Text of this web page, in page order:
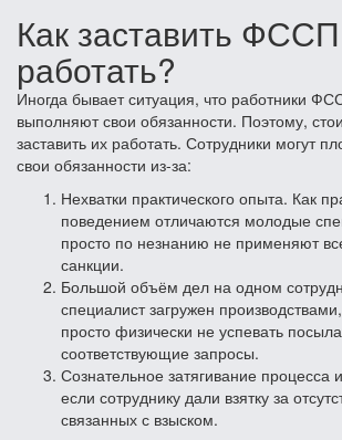
Как заставить ФССП
работать?
Иногда бывает ситуация, что работники
выполняют свои обязанности. Поэтому,
заставить их работать. Сотрудники могут
свои обязанности из-за:
Нехватки практического опыта. Как
поведением отличаются молодые
просто по незнанию не применяют
санкции.
Большой объём дел на одном
специалист загружен
просто физически не успевать
соответствующие запросы.
Сознательное затягивание процесса
если сотруднику дали взятку за
связанных с взыском.